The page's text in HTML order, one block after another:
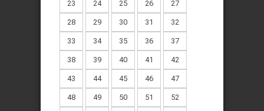
23 24 25 26 27
28 29 30 31 32
33 34 35 36 37
38 39 40 41 42
43 44 45 46 47
48 49 50 51 52